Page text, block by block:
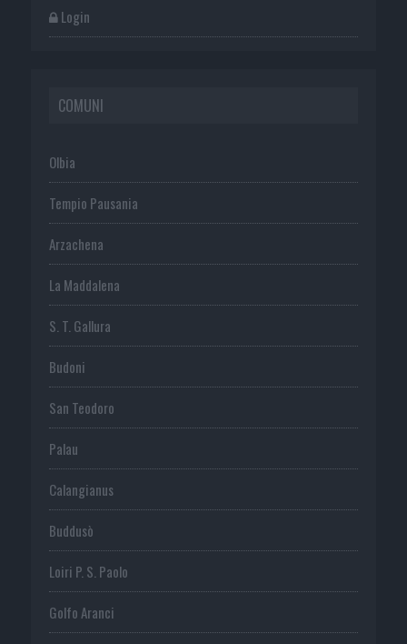
Login
COMUNI
Olbia
Tempio Pausania
Arzachena
La Maddalena
S. T. Gallura
Budoni
San Teodoro
Palau
Calangianus
Buddusò
Loiri P. S. Paolo
Golfo Aranci